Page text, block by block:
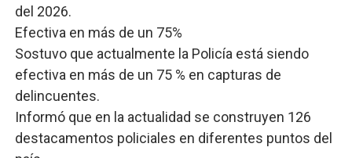
del 2026.
Efectiva en más de un 75%
Sostuvo que actualmente la Policía está siendo
efectiva en más de un 75 % en capturas de
delincuentes.
Informó que en la actualidad se construyen 126
destacamentos policiales en diferentes puntos del